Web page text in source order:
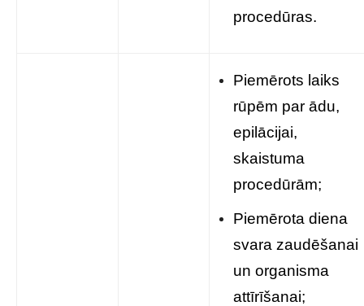
procedūras.
Piemērots laiks
rūpēm par ādu,
epilācijai,
skaistuma
procedūrām;
Piemērota diena
svara zaudēšanai
un organisma
attīrīšanai;